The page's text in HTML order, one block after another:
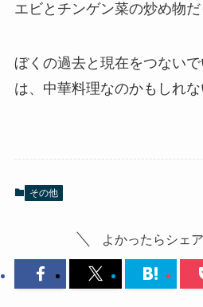
エビとチンゲン菜の炒め物だ
ぼくの過去と現在をつない
は、中華料理なのかもしれな
その他
よかったらシェ